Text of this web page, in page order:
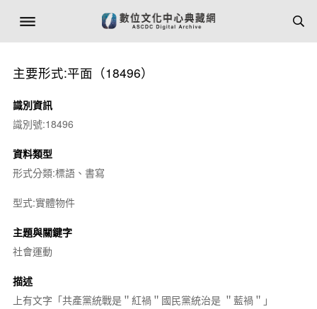
主要形式:平面（18496）
識別資訊
識別號:18496
資料類型
形式分類:標語、書寫
型式:實體物件
主題與關鍵字
社會運動
描述
上有文字「共產黨統戰是＂紅禍＂國民黨統治是 ＂藍禍＂」